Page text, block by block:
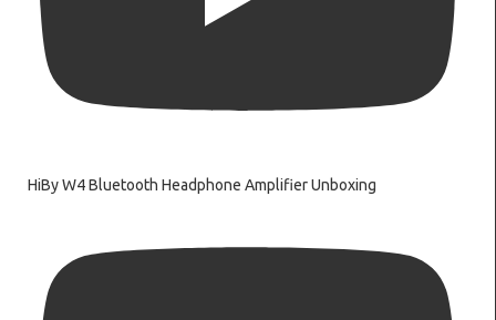
HiBy W4 Bluetooth Headphone Amplifier Unboxing